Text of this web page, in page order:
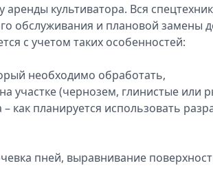
культиватора. Вся
обслуживания и плановой замены
с учетом таких особенностей:
необходимо обработать,
участке (чернозем, глинистые или
как планируется использовать
пней, выравнивание